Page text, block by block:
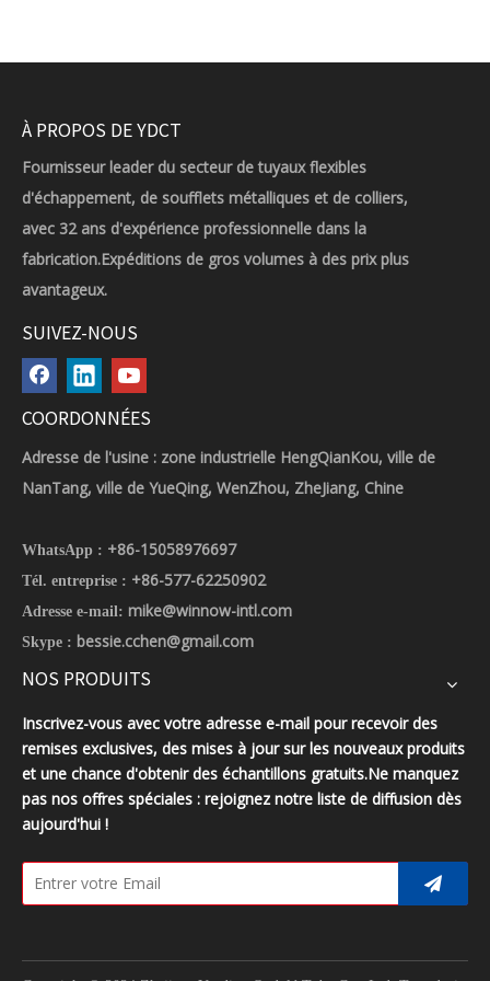
À PROPOS DE YDCT
Fournisseur leader du secteur de tuyaux flexibles
d'échappement, de soufflets métalliques et de colliers,
avec 32 ans d'expérience professionnelle dans la
fabrication.Expéditions de gros volumes à des prix plus
avantageux.
SUIVEZ-NOUS
COORDONNÉES
Adresse de l'usine : zone industrielle HengQianKou, ville de
NanTang, ville de YueQing, WenZhou, ZheJiang, Chine
WhatsApp : +86-15058976697
Tél. entreprise : +86-577-62250902
Adresse e-mail: mike@winnow-intl.com
Skype : bessie.cchen@gmail.com
NOS PRODUITS
Inscrivez-vous avec votre adresse e-mail pour recevoir des
remises exclusives, des mises à jour sur les nouveaux produits
et une chance d'obtenir des échantillons gratuits.Ne manquez
pas nos offres spéciales : rejoignez notre liste de diffusion dès
aujourd'hui !